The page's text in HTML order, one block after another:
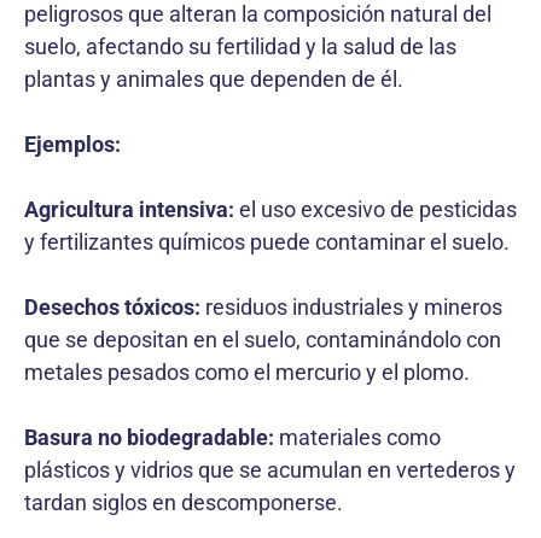
peligrosos que alteran la composición natural del
suelo, afectando su fertilidad y la salud de las
plantas y animales que dependen de él.
Ejemplos:
Agricultura intensiva: el uso excesivo de pesticidas
y fertilizantes químicos puede contaminar el suelo.
Desechos tóxicos: residuos industriales y mineros
que se depositan en el suelo, contaminándolo con
metales pesados como el mercurio y el plomo.
Basura no biodegradable: materiales como
plásticos y vidrios que se acumulan en vertederos y
tardan siglos en descomponerse.